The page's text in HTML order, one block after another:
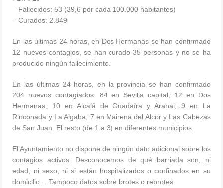
– Fallecidos: 53 (39,6 por cada 100.000 habitantes)
– Curados: 2.849
En las últimas 24 horas, en Dos Hermanas se han confirmado
12 nuevos contagios, se han curado 35 personas y no se ha
producido ningún fallecimiento.
En las últimas 24 horas, en la provincia se han confirmado
204 nuevos contagiados: 84 en Sevilla capital; 12 en Dos
Hermanas; 10 en Alcalá de Guadaíra y Arahal; 9 en La
Rinconada y La Algaba; 7 en Mairena del Alcor y Las Cabezas
de San Juan. El resto (de 1 a 3) en diferentes municipios.
El Ayuntamiento no dispone de ningún dato adicional sobre los
contagios activos. Desconocemos de qué barriada son, ni
edad, ni sexo, ni si están hospitalizados o confinados en su
domicilio… Tampoco datos sobre brotes o rebrotes.